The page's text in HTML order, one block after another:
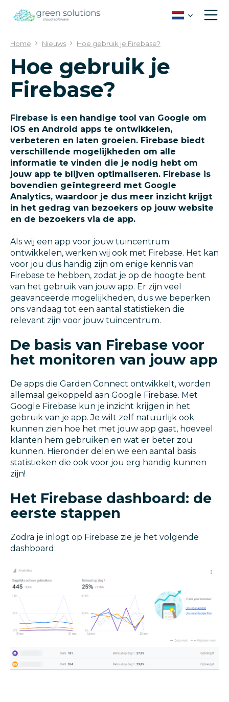
Home Nieuws Hoe gebruik je Firebase?
Hoe gebruik je
Firebase?
Firebase is een handige tool van Google om
iOS en Android apps te ontwikkelen,
verbeteren en laten groeien. Firebase biedt
verschillende mogelijkheden om alle
informatie te vinden die je nodig hebt om
jouw app te blijven optimaliseren. Firebase is
bovendien geïntegreerd met Google
Analytics, waardoor je dus meer inzicht krijgt
in het gedrag van bezoekers op jouw website
en de bezoekers via de app.
Als wij een app voor jouw tuincentrum
ontwikkelen, werken wij ook met Firebase. Het kan
voor jou dus handig zijn om enige kennis van
Firebase te hebben, zodat je op de hoogte bent
van het gebruik van jouw app. Er zijn veel
geavanceerde mogelijkheden, dus we beperken
ons vandaag tot een aantal statistieken die
relevant zijn voor jouw tuincentrum.
De basis van Firebase voor
het monitoren van jouw app
De apps die Garden Connect ontwikkelt, worden
allemaal gekoppeld aan Google Firebase. Met
Google Firebase kun je inzicht krijgen in het
gebruik van je app. Je wilt zelf natuurlijk ook
kunnen zien hoe het met jouw app gaat, hoeveel
klanten hem gebruiken en wat er beter zou
kunnen. Hieronder delen we een aantal basis
statistieken die ook voor jou erg handig kunnen
zijn!
Het Firebase dashboard: de
eerste stappen
Zodra je inlogt op Firebase zie je het volgende
dashboard: